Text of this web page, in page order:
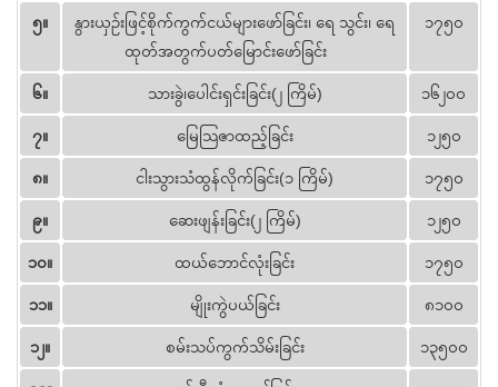
၅။
နွားယှဉ်းဖြင့်စိုက်ကွက်ငယ်များဖော်ခြင်း၊ ရေ သွင်း၊ ရေ
ထုတ်အတွက်ပတ်မြောင်းဖော်ခြင်း
၁၇၅၀
၆။ သားခွဲ၊ပေါင်းရှင်းခြင်း(၂ ကြိမ်) ၁၆၂၀၀
၇။ မြေသြဇာထည့်ခြင်း ၁၂၅၀
၈။ ငါးသွားသံထွန်လိုက်ခြင်း(၁ ကြိမ်) ၁၇၅၀
၉။ ဆေးဖျန်းခြင်း(၂ ကြိမ်) ၁၂၅၀
၁၀။ ထယ်ဘောင်လုံးခြင်း ၁၇၅၀
၁၁။ မျိုးကွဲပယ်ခြင်း ၈၁၀၀
၁၂။ စမ်းသပ်ကွက်သိမ်းခြင်း ၁၃၅၀၀